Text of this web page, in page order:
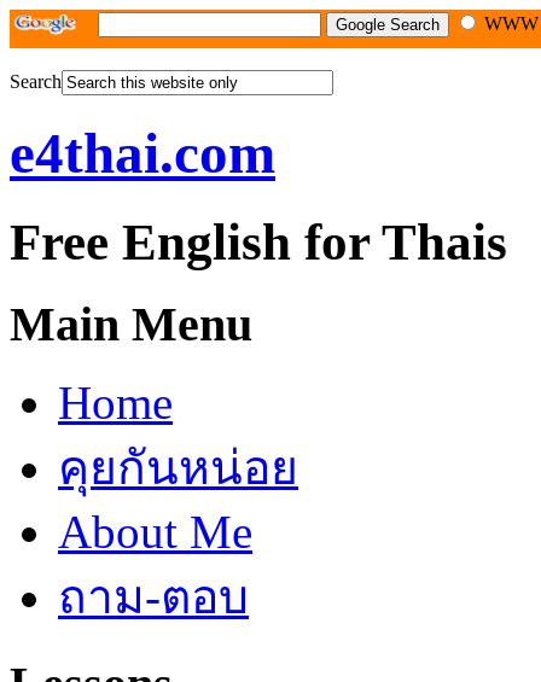
Search
e4thai.com
Free English for Thais
Main Menu
Home
คุยกันหน่อย
About Me
ถาม-ตอบ